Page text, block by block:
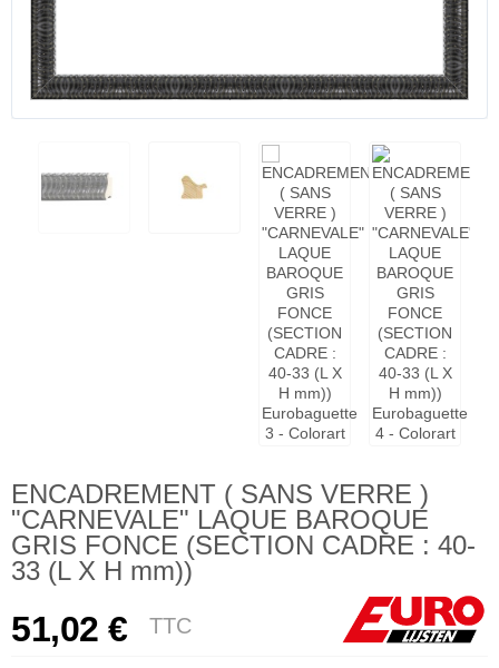
ENCADREMENT ( SANS VERRE )
"CARNEVALE" LAQUE BAROQUE
GRIS FONCE (SECTION CADRE : 40-
33 (L X H mm))
51,02 € TTC